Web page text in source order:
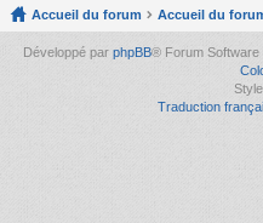
Accueil du forum Accueil du
Développé par phpBB® Forum Software
Traduction